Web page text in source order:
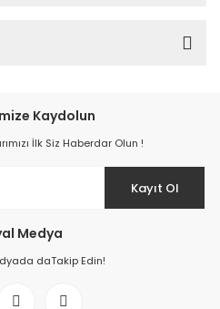
Kaydolun
İlk Siz Haberdar Olun !
Kayıt Ol
Medya
daTakip Edin!